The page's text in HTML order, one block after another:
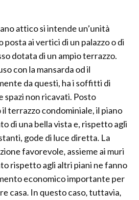
attico si intende un’unità
posta ai vertici di un palazzo o di
dotata di un ampio terrazzo.
con la mansarda od il
da questi, ha i soffitti di
spazi non ricavati. Posto
terrazzo condominiale, il piano
di una bella vista e, rispetto agli
gode di luce diretta. La
favorevole, assieme ai muri
rispetto agli altri piani ne fanno
economico importante per
casa. In questo caso, tuttavia,